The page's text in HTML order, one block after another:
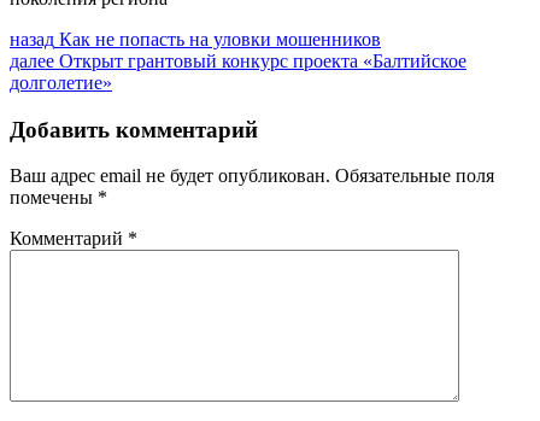
Навигация
по
назад Предыдущая
запись:
Как не попасть на уловки мошенников
далее Следующая
запись:
Открыт грантовый конкурс проекта «Балтийское
долголетие»
Добавить комментарий
Ваш адрес email не будет опубликован. Обязательные поля
помечены *
Комментарий *